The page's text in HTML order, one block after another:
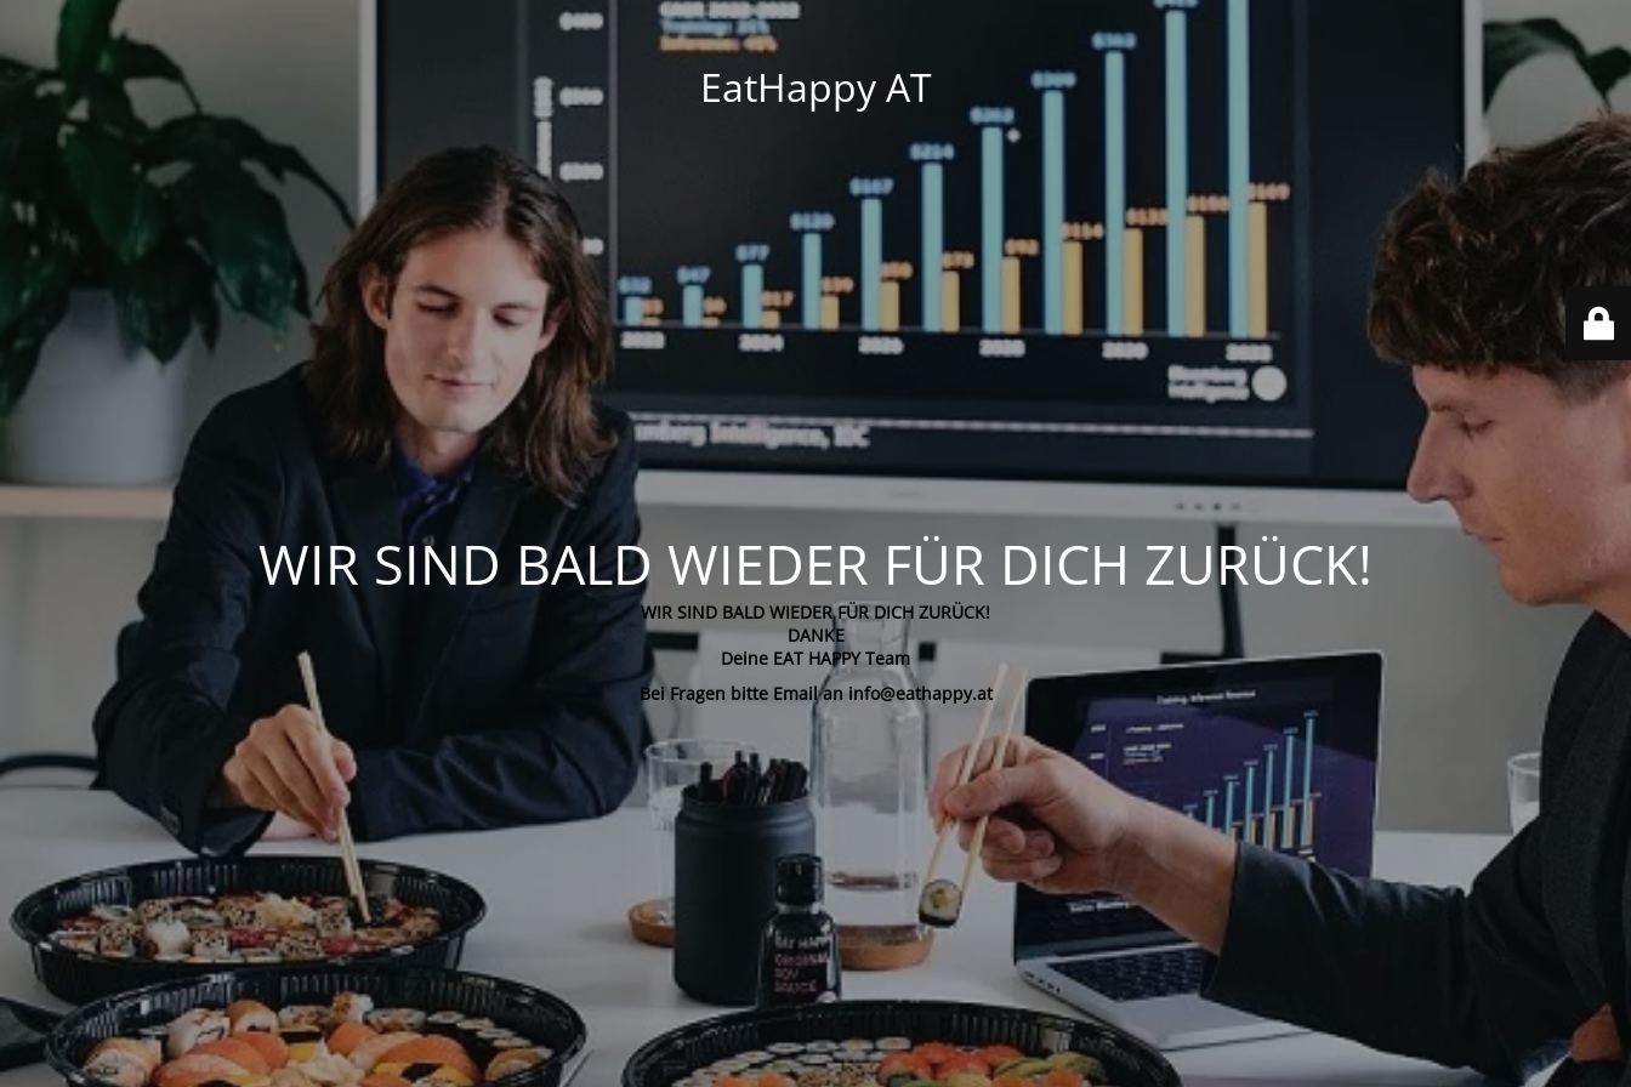
EatHappy AT
WIR SIND BALD WIEDER FÜR DICH ZURÜCK!
WIR SIND BALD WIEDER FÜR DICH ZURÜCK!
DANKE
Deine EAT HAPPY Team
Bei Fragen bitte Email an info@eathappy.at